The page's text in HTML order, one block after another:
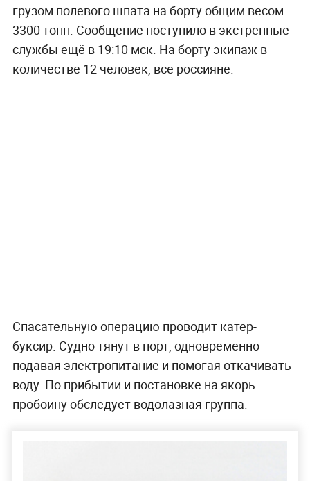
грузом полевого шпата на борту общим весом
3300 тонн. Сообщение поступило в экстренные
службы ещё в 19:10 мск. На борту экипаж в
количестве 12 человек, все россияне.
Спасательную операцию проводит катер-
буксир. Судно тянут в порт, одновременно
подавая электропитание и помогая откачивать
воду. По прибытии и постановке на якорь
пробоину обследует водолазная группа.